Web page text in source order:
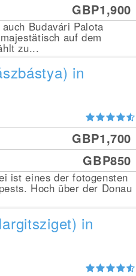
GBP1,900
Budavári Palota
auf dem
zu...
in
GBP1,700
GBP850
ist eines der fotogensten
Hoch über der Donau
in